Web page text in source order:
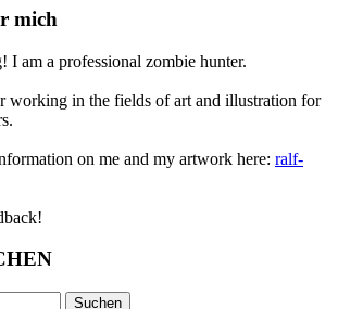
mich
I am a professional zombie hunter.
working in the fields of art and illustration for
on me and my artwork here: ralf-